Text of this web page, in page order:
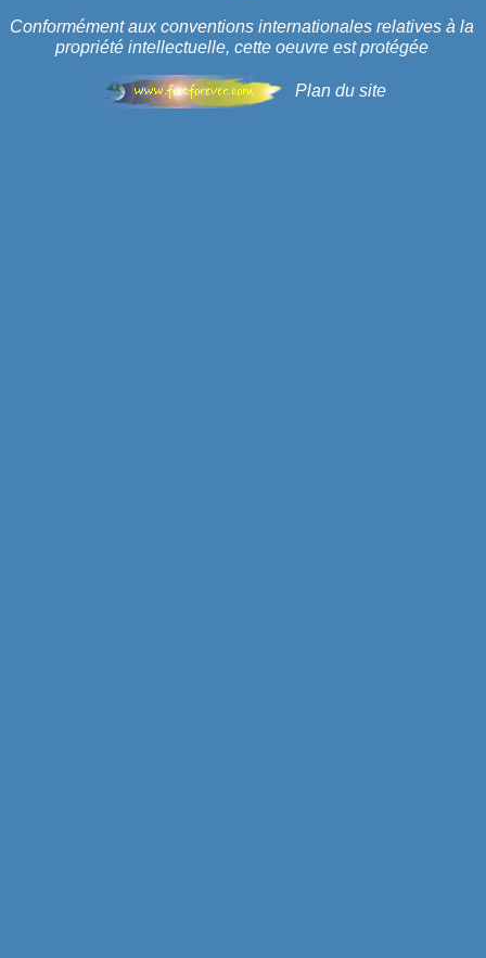
Conformément aux conventions internationales relatives à la
propriété intellectuelle, cette oeuvre est protégée
Plan du site